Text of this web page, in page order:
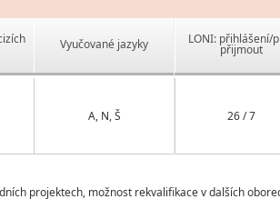
Vyučované jazyky
A, N, Š
LONI: přihlášení/
přijmout
26 / 7
projektech, možnost rekvalifikace v dalších